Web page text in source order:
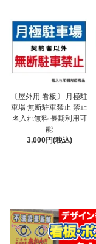
〔屋外用 看板〕 月極駐
車場 無断駐車禁止 禁止
名入れ無料 長期利用可
能
3,000円(税込)